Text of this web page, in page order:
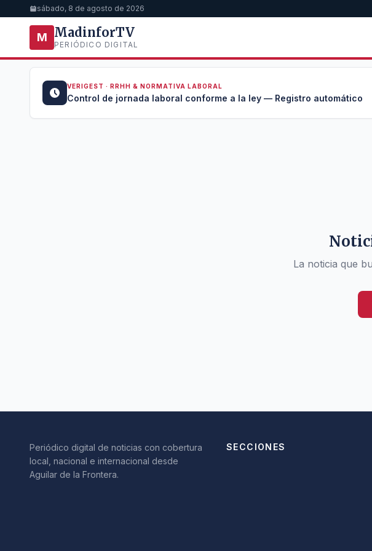
sábado, 8 de agosto de 2026
M MadinforTV
PERIÓDICO DIGITAL
VERIGEST · RRHH & NORMATIVA LABORAL
Control de jornada laboral conforme a la ley — Registro automático
La noticia que
Periódico digital de noticias con cobertura
local, nacional e internacional desde
Aguilar de la Frontera.
SECCIONES